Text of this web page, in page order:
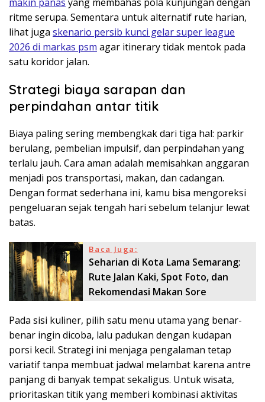
ritme serupa. Sementara untuk alternatif rute harian,
lihat juga skenario persib kunci gelar super league
2026 di markas psm agar itinerary tidak mentok pada
satu koridor jalan.
Strategi biaya sarapan dan
perpindahan antar titik
Biaya paling sering membengkak dari tiga hal: parkir
berulang, pembelian impulsif, dan perpindahan yang
terlalu jauh. Cara aman adalah memisahkan anggaran
menjadi pos transportasi, makan, dan cadangan.
Dengan format sederhana ini, kamu bisa mengoreksi
pengeluaran sejak tengah hari sebelum telanjur lewat
batas.
Baca Juga:
Seharian di Kota Lama Semarang:
Rute Jalan Kaki, Spot Foto, dan
Rekomendasi Makan Sore
Pada sisi kuliner, pilih satu menu utama yang benar-
benar ingin dicoba, lalu padukan dengan kudapan
porsi kecil. Strategi ini menjaga pengalaman tetap
variatif tanpa membuat jadwal melambat karena antre
panjang di banyak tempat sekaligus. Untuk wisata,
prioritaskan titik yang memberi kombinasi aktivitas